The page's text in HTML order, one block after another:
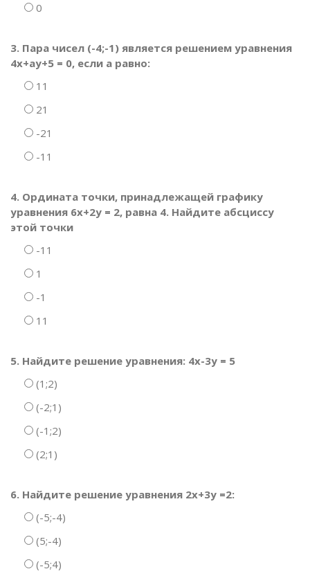
0
3. Пара чисел (-4;-1) является решением уравнения
4х+ау+5 = 0, если а равно:
11
21
-21
-11
4. Ордината точки, принадлежащей графику
уравнения 6х+2у = 2, равна 4. Найдите абсциссу
этой точки
-11
1
-1
11
5. Найдите решение уравнения: 4х-3у = 5
(1;2)
(-2;1)
(-1;2)
(2;1)
6. Найдите решение уравнения 2х+3у =2:
(-5;-4)
(5;-4)
(-5;4)